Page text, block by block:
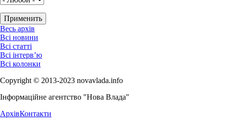
Весь архів
Всі новини
Всі статті
Всі інтерв’ю
Всі колонки
Copyright © 2013-2023 novavlada.info
Інформаційне агентство "Нова Влада"
АрхівКонтакти